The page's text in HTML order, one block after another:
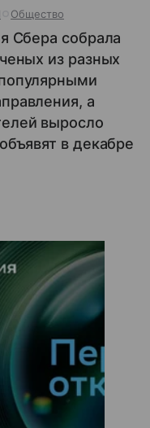
Общество
Сбера собрала
из разных
а
выросло
в декабре